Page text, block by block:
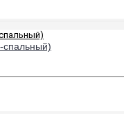
спальный)